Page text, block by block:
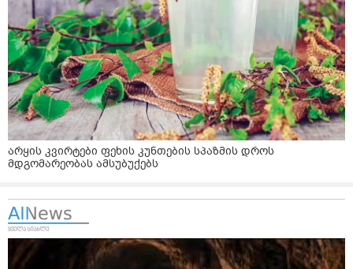
არყის კვირტები ფეხის კუნთების სპაზმის დროს
მდგომარეობას ამსუბუქებს